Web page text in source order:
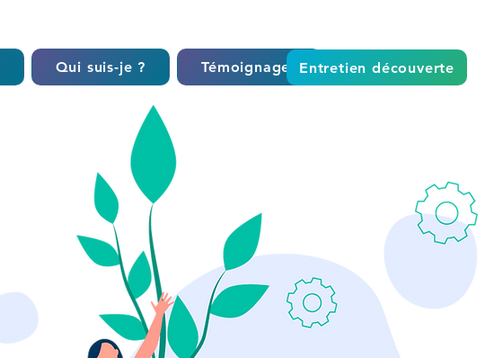
Entretien découverte
Qui suis-je ? Témoignages